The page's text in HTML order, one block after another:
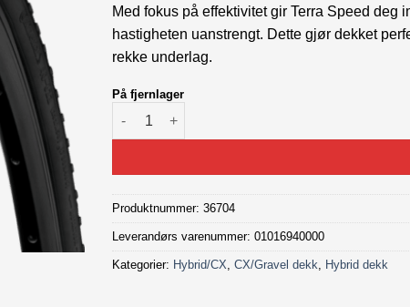
Med fokus på effektivitet gir Terra Speed
hastigheten uanstrengt. Dette gjør dekket
rekke underlag.
På fjernlager
Continental Terra Speed ProTection 700x40C
Produktnummer:36704
Leverandørs varenummer: 01016940000
Kategorier: Hybrid/CX,CX/Gravel dekk, Hybrid dekk